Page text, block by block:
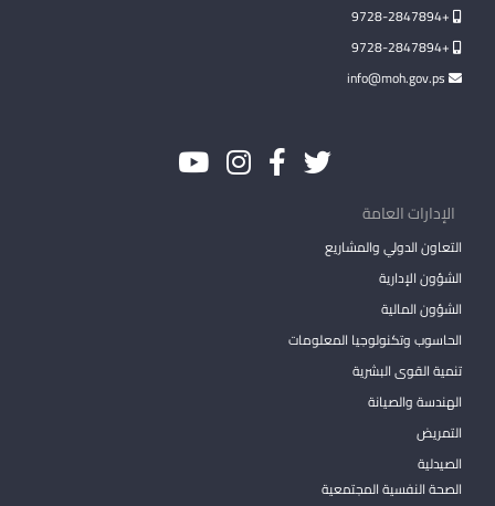
+9728-2847894
+9728-2847894
الإدارات العامة
التعاون الدولي والمشاريع
الشؤون الإدارية
الشؤون المالية
الحاسوب وتكنولوجيا المعلومات
تنمية القوى البشرية
الهندسة والصيانة
التمريض
الصيدلية
الصحة النفسية المجتمعية